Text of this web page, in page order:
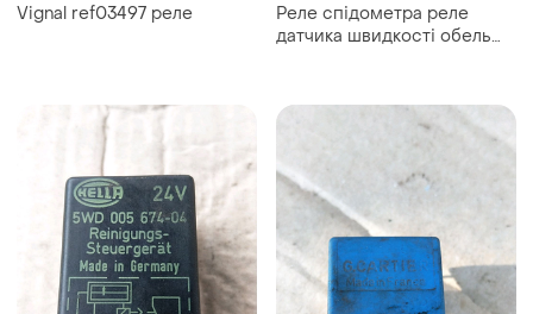
Vignal ref03497 реле
Реле спідометра реле
датчика швидкості обель